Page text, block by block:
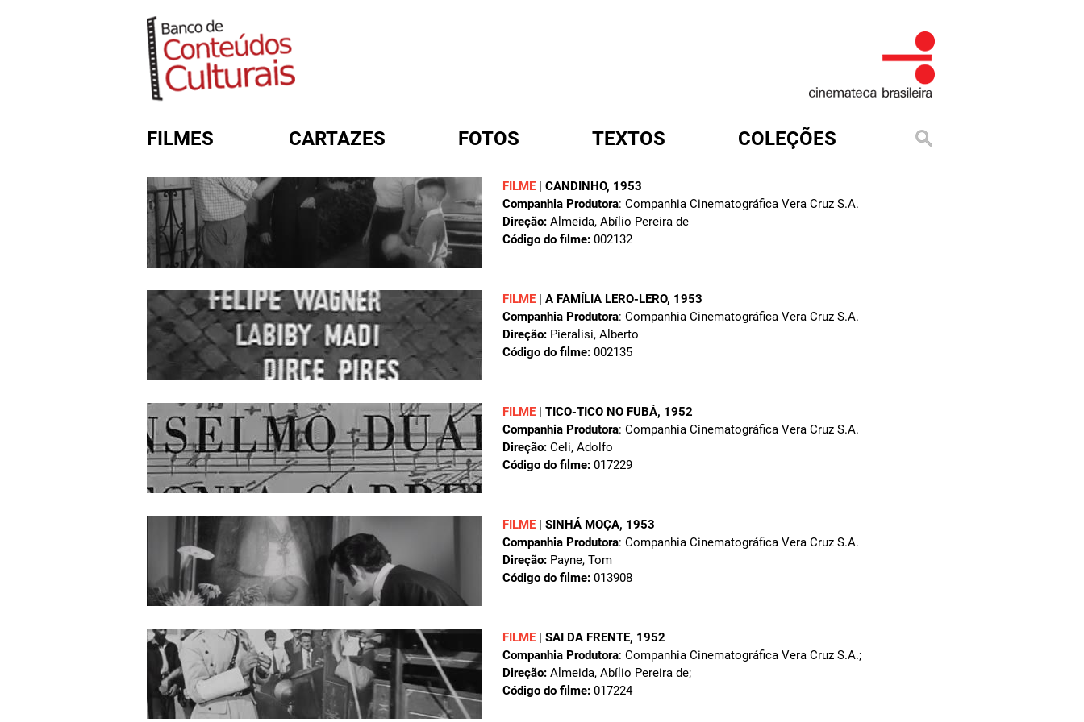
FILMES CARTAZES FOTOS TEXTOS COLEÇÕES
FILME | CANDINHO, 1953
Companhia Produtora: Companhia Cinematográfica Vera Cruz S.A.
Direção: Almeida, Abílio Pereira de
Código do filme: 002132
FILME | A FAMÍLIA LERO-LERO, 1953
Companhia Produtora: Companhia Cinematográfica Vera Cruz S.A.
Direção: Pieralisi, Alberto
Código do filme: 002135
FILME | TICO-TICO NO FUBÁ, 1952
Companhia Produtora: Companhia Cinematográfica Vera Cruz S.A.
Direção: Celi, Adolfo
Código do filme: 017229
FILME | SINHÁ MOÇA, 1953
Companhia Produtora: Companhia Cinematográfica Vera Cruz S.A.
Direção: Payne, Tom
Código do filme: 013908
FILME | SAI DA FRENTE, 1952
Companhia Produtora: Companhia Cinematográfica Vera Cruz S.A.;
Direção: Almeida, Abílio Pereira de;
Código do filme: 017224
FORMULÁRIO DE BUSCA